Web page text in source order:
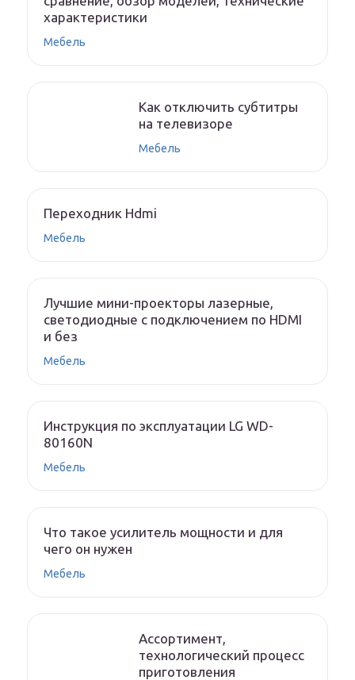
характеристики
Мебель
Как отключить субтитры
на телевизоре
Мебель
Переходник Hdmi
Мебель
Лучшие мини-проекторы лазерные,
светодиодные с подключением по HDMI
и без
Мебель
Инструкция по эксплуатации LG WD-
80160N
Мебель
Что такое усилитель мощности и для
чего он нужен
Мебель
Ассортимент,
технологический процесс
приготовления